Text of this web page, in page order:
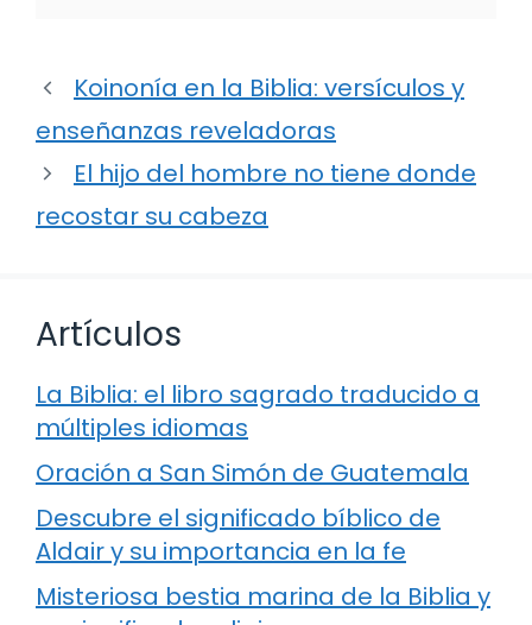
Koinonía en la Biblia: versículos y
enseñanzas reveladoras
El hijo del hombre no tiene donde
recostar su cabeza
Artículos
La Biblia: el libro sagrado traducido a
múltiples idiomas
Oración a San Simón de Guatemala
Descubre el significado bíblico de
Aldair y su importancia en la fe
Misteriosa bestia marina de la Biblia y